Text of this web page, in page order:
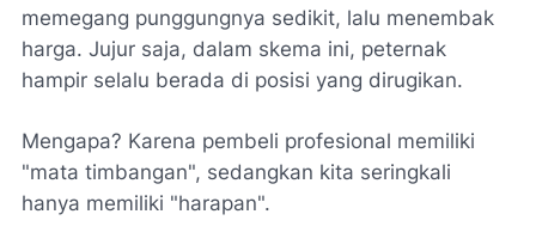
memegang punggungnya sedikit, lalu menembak
harga. Jujur saja, dalam skema ini, peternak
hampir selalu berada di posisi yang dirugikan.
Mengapa? Karena pembeli profesional memiliki
"mata timbangan", sedangkan kita seringkali
hanya memiliki "harapan".